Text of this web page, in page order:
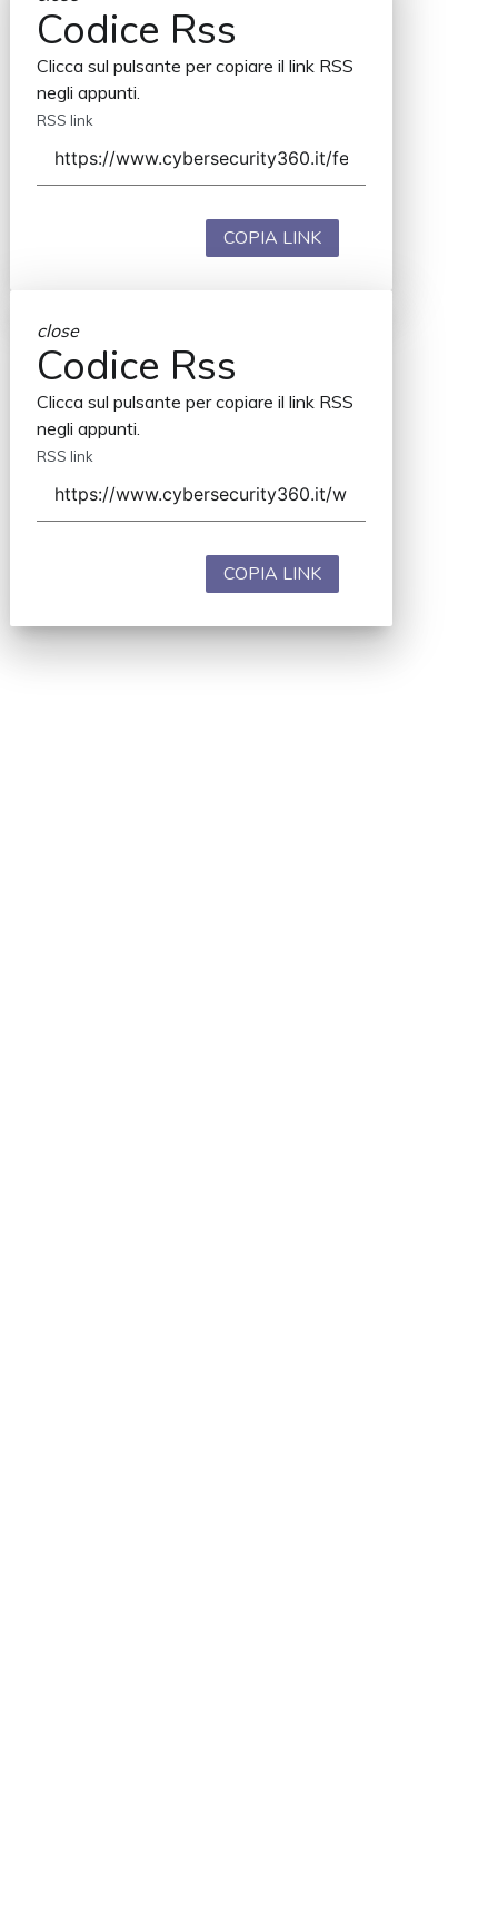
Codice Rss
Clicca sul pulsante per copiare il link RSS
negli appunti.
RSS link
COPIA LINK
close
Codice Rss
Clicca sul pulsante per copiare il link RSS
negli appunti.
RSS link
COPIA LINK